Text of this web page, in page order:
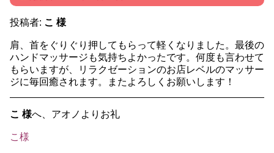
投稿者: こ 様
肩、首をぐりぐり押してもらって軽くなりました。最後の
ハンドマッサージも気持ちよかったです。何度も言わせて
もらいますが、リラクゼーションのお店レベルのマッサー
ジに毎回癒されます。またよろしくお願いします！
こ 様へ、アオノよりお礼
こ様